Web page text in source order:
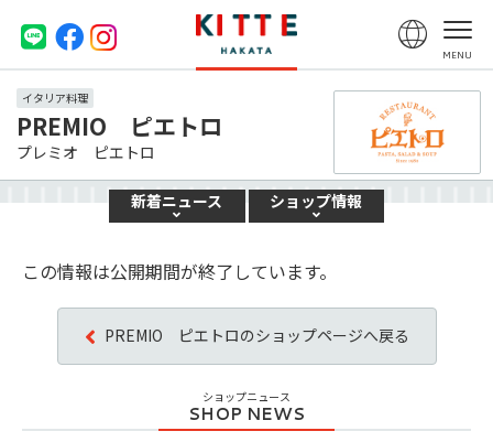
イタリア料理
PREMIO ピエトロ
プレミオ ピエトロ
新着ニュース ショップ情報
この情報は公開期間が終了しています。
PREMIO ピエトロのショップページへ戻る
ショップニュース